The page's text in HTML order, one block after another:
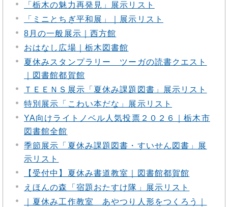
「栃木の魅力再発見」展示リスト
「ミニとちぎ平和展」｜展示リスト
8月の一般展示｜西方館
おはなし広場｜栃木図書館
夏休みスタンプラリー ツーガの読書クエスト
｜図書館都賀館
ＴＥＥＮＳ展示「夏休み課題図書」展示リスト
特別展示「こわい本だな」展示リスト
YA向けライトノベル人気投票２０２６｜栃木市
図書館全館
季節展示「夏休み課題図書・すいせん図書」展
示リスト
【受付中】夏休み書道教室｜図書館都賀館
えほんの森「宿題おたすけ隊」展示リスト
｜夏休み工作教室 あやつり人形をつくろう｜